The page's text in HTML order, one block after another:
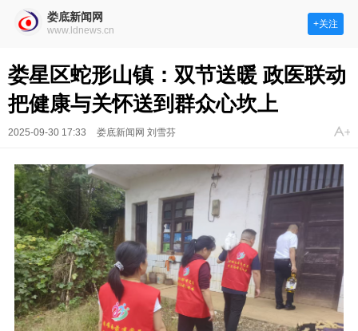
娄底新闻网
www.ldnews.cn
+关注
娄星区蛇形山镇：双节送暖 政医联动
把健康与关怀送到群众心坎上
2025-09-30 17:33 娄底新闻网 刘雪芬